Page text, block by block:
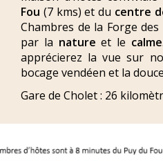
Fou (7 kms) et du centre
Chambres de la Forge
par la natureet le calme
apprécierez la vue sur
bocage vendéen et la
Gare de Cholet : 26